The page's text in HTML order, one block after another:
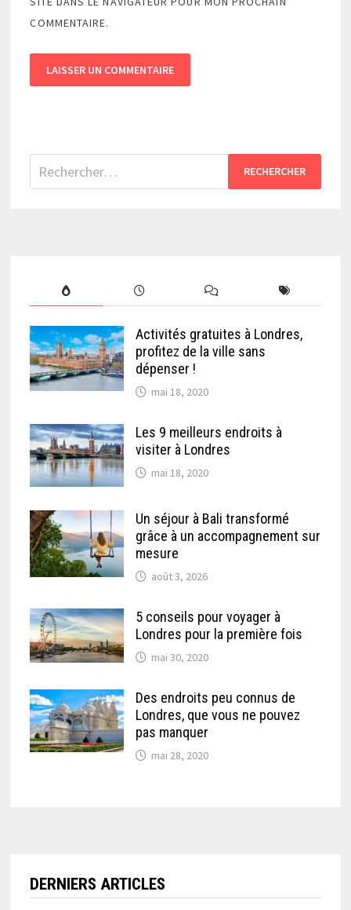
COMMENTAIRE.
Rechercher :
Activités gratuites à Londres,
profitez de la ville sans
dépenser !
mai 18, 2020
Les 9 meilleurs endroits à
visiter à Londres
mai 18, 2020
Un séjour à Bali transformé
grâce à un accompagnement sur
mesure
août 3, 2026
5 conseils pour voyager à
Londres pour la première fois
mai 30, 2020
Des endroits peu connus de
Londres, que vous ne pouvez
pas manquer
mai 28, 2020
DERNIERS ARTICLES